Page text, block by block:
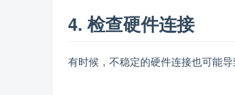
4. 检查硬件连接
有时候，不稳定的硬件连接也可能